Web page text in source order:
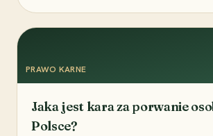
PRAWO KARNE
Jaka jest kara za porwanie
Polsce?